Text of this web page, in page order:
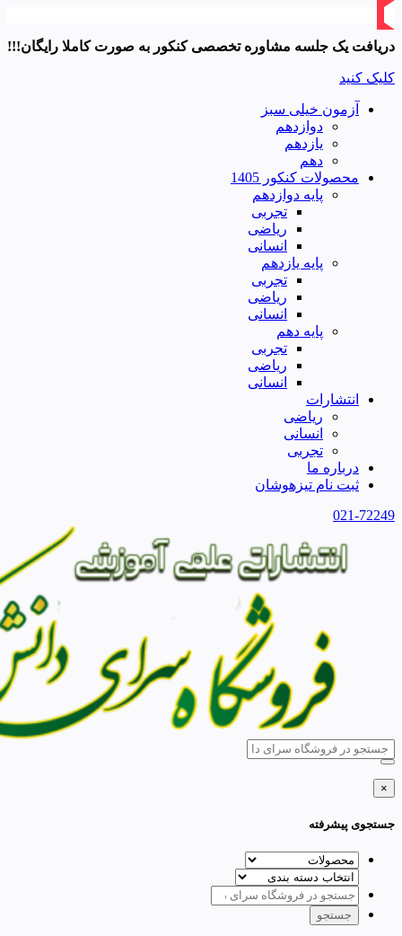
دریافت یک جلسه مشاوره تخصصی کنکور به صورت کاملا رایگان!!!
کلیک کنید
آزمون خیلی سبز
دوازدهم
یازدهم
دهم
محصولات کنکور 1405
پایه دوازدهم
تجربی
ریاضی
انسانی
پایه یازدهم
تجربی
ریاضی
انسانی
پایه دهم
تجربی
ریاضی
انسانی
انتشارات
ریاضی
انسانی
تجربی
درباره ما
ثبت نام تیزهوشان
021-72249
×
جستجوی پیشرفته